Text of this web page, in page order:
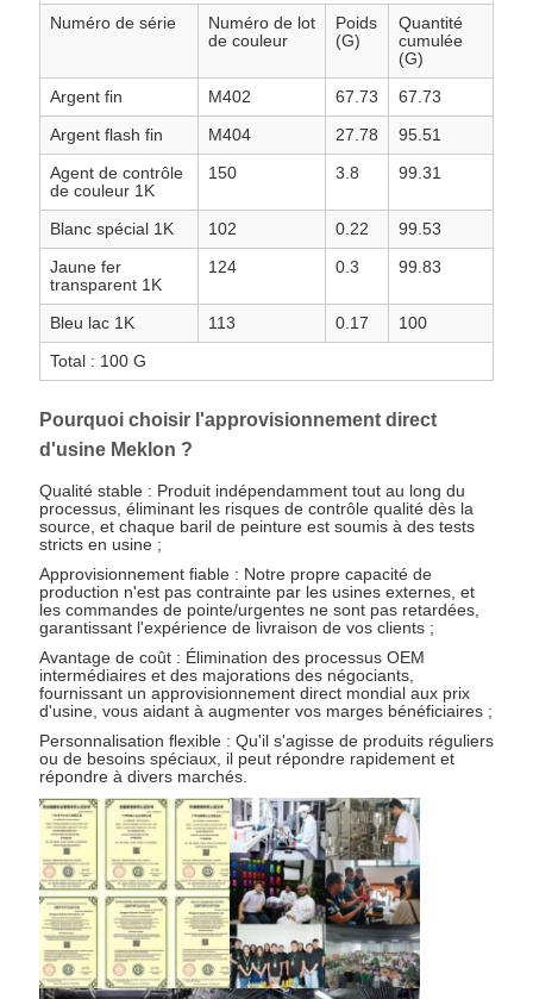
Numéro de série
Numéro de lot
de couleur
Poids
(G)
Quantité
cumulée
(G)
Argent fin
M402 67.73
67.73
Argent flash fin
M404 27.78
95.51
Agent de contrôle
de couleur 1K
150 3.8 99.31
Blanc spécial 1K 102 0.22
99.53
Jaune fer
transparent 1K
124 0.3 99.83
Bleu lac 1K 113 0.17
100
Total : 100 G
Pourquoi choisir l'approvisionnement direct
d'usine Meklon ?
Qualité stable : Produit indépendamment tout au long du
processus, éliminant les risques de contrôle qualité dès la
source, et chaque baril de peinture est soumis à des tests
stricts en usine ;
Approvisionnement fiable : Notre propre capacité de
production n'est pas contrainte par les usines externes, et
les commandes de pointe/urgentes ne sont pas retardées,
garantissant l'expérience de livraison de vos clients ;
Avantage de coût : Élimination des processus OEM
intermédiaires et des majorations des négociants,
fournissant un approvisionnement direct mondial aux prix
d'usine, vous aidant à augmenter vos marges bénéficiaires ;
Personnalisation flexible : Qu'il s'agisse de produits réguliers
ou de besoins spéciaux, il peut répondre rapidement et
répondre à divers marchés.